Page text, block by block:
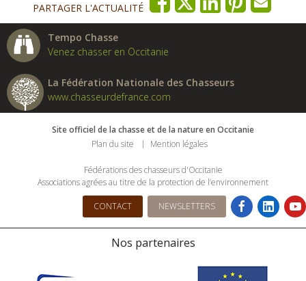
PARTAGER L'ACTUALITÉ
Tempo Chasse
Venez chasser en Occitanie
La Fédération Nationale des Chasseurs
www.chasseurdefrance.com
Site officiel de la chasse et de la nature en Occitanie
Plan du site
Mention légales
Fédérations des chasseurs d'Occitanie
Associations agrées au titre de la protection de l’environnement
CONTACT NEWSLETTERS
Nos partenaires